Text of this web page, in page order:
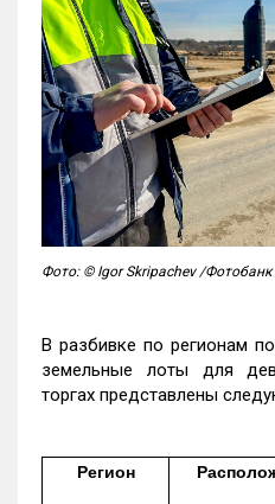
Фото: © Igor Skripachev /
В разбивке по регионам
земельные лоты для
торгах представлены
Регион